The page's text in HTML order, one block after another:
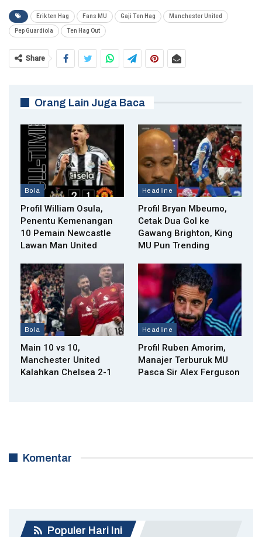
Erik ten Hag Fans MU Gaji Ten Hag Manchester United
Pep Guardiola Ten Hag Out
Share
Orang Lain Juga Baca
Bola
Profil William Osula,
Penentu Kemenangan
10 Pemain Newcastle
Lawan Man United
Headline
Profil Bryan Mbeumo,
Cetak Dua Gol ke
Gawang Brighton, King
MU Pun Trending
Bola
Main 10 vs 10,
Manchester United
Kalahkan Chelsea 2-1
Headline
Profil Ruben Amorim,
Manajer Terburuk MU
Pasca Sir Alex Ferguson
Komentar
Populer Hari Ini